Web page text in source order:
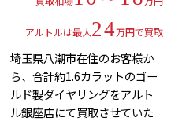
アルトルは最大24万円で買取
埼玉県八潮市在住のお客様か
ら、合計約1.6カラットのゴー
ルド製ダイヤリングをアルト
ル銀座店にて買取させていた